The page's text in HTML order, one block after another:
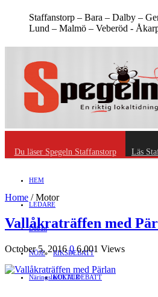
Staffanstorp – Bara – Dalby –
Lund – Malmö – Veberöd -
Du läser Spegeln Staffanstorp Läs
HEM
LEDARE
Debatt
RIKSDEBATT
LOKALDEBATT
NÖJE
KULTUR
Näringsliv
Home /Motor
Vallåkraträffen med
October 5, 2016 0 6,001 Views